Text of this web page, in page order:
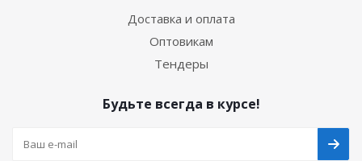
Доставка и оплата
Оптовикам
Тендеры
Будьте всегда в курсе!